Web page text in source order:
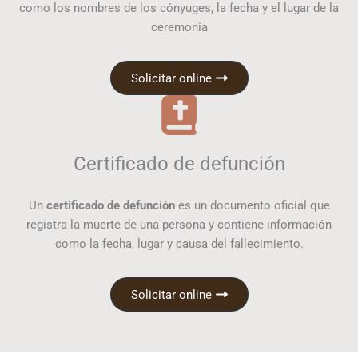
como los nombres de los cónyuges, la fecha y el lugar de la
ceremonia
Solicitar online
Certificado de defunción
Un certificado de defunciónes un documento oficial que
registra la muerte de una persona y contiene información
como la fecha, lugar y causa del fallecimiento.
Solicitar online